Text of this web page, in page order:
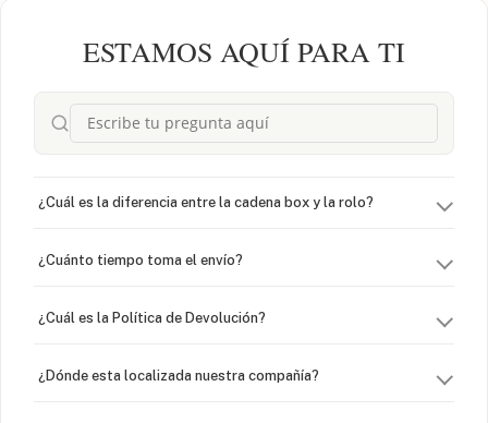
ESTAMOS AQUÍ PARA TI
¿Cuál es la diferencia entre la cadena box y la rolo?
¿Cuánto tiempo toma el envío?
¿Cuál es la Política de Devolución?
¿Dónde esta localizada nuestra compañía?